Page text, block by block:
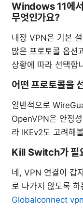
Windows 11에서
무엇인가요?
내장 VPN은 기본
많은 프로토콜 옵션
상황에 따라 선택합
어떤 프로토콜을
일반적으로
OpenVPN은 안정
라 IKEv2도 고려해
Kill Switch가 필
네, VPN 연결이 갑
로 나가지 않도록
Globalconnect